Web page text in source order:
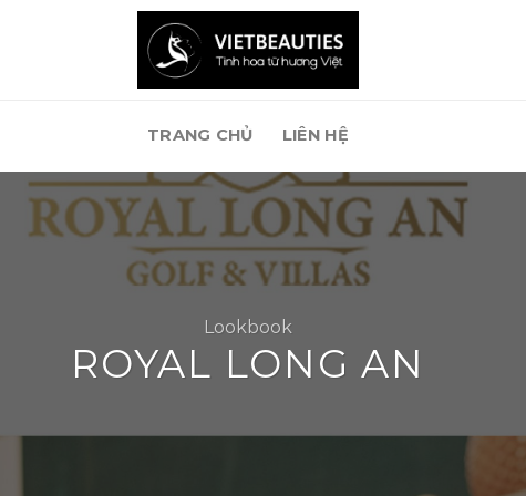
TRANG CHỦ LIÊN HỆ
Lookbook
ROYAL LONG AN